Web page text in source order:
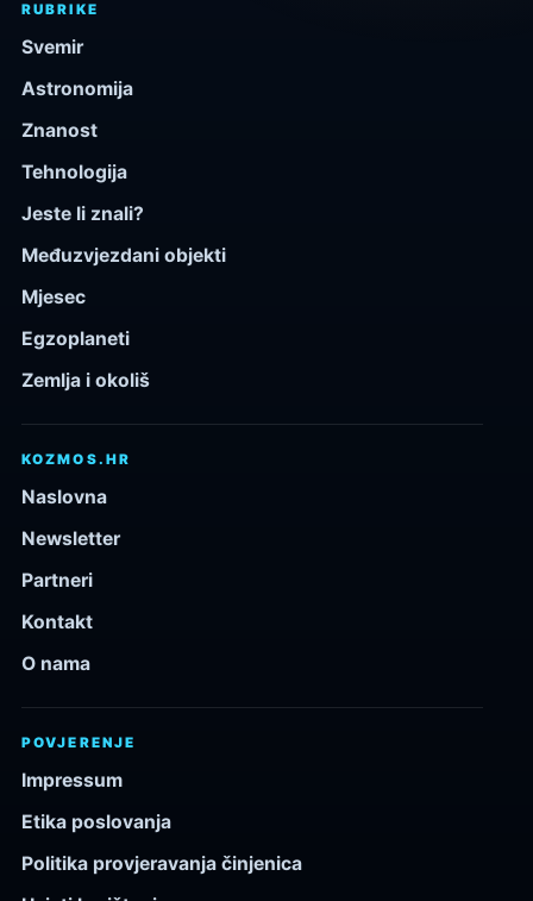
RUBRIKE
Svemir
Astronomija
Znanost
Tehnologija
Jeste li znali?
Međuzvjezdani objekti
Mjesec
Egzoplaneti
Zemlja i okoliš
KOZMOS.HR
Naslovna
Newsletter
Partneri
Kontakt
O nama
POVJERENJE
Impressum
Etika poslovanja
Politika provjeravanja činjenica